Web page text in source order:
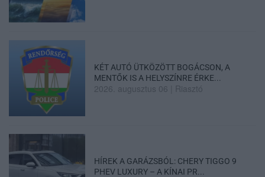
KÉT AUTÓ ÜTKÖZÖTT BOGÁCSON, A
MENTŐK IS A HELYSZÍNRE ÉRKE...
2026. augusztus 06 Riasztó
HÍREK A GARÁZSBÓL: CHERY TIGGO 9
PHEV LUXURY – A KÍNAI PR...